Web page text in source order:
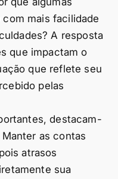
mais facilidade
A resposta
que impactam o
que reflete seu
pelas
destacam-
as contas
atrasos
sua